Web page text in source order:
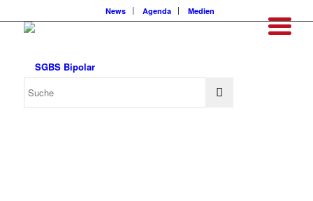
News Agenda Medien